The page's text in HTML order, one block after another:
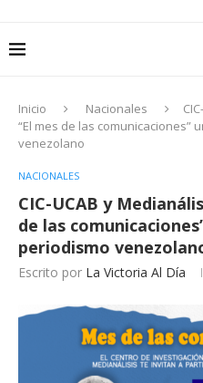
Inicio Nacionales
“El mes de las comunicaciones”
venezolano
NACIONALES
CIC-UCAB y
de las
periodismo
Escrito por La Victoria Al Día